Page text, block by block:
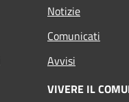
Notizie
Comunicati
Avvisi
VIVERE IL